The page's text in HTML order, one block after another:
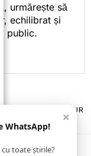
urmărește să
echilibrat și
public.
ANULARE & RETUR
CONTACT
×
WhatsApp!
toate știrile?